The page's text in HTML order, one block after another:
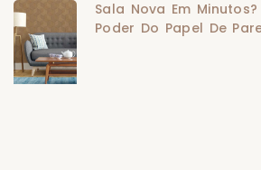
Sala Nova Em
Poder Do Papel De